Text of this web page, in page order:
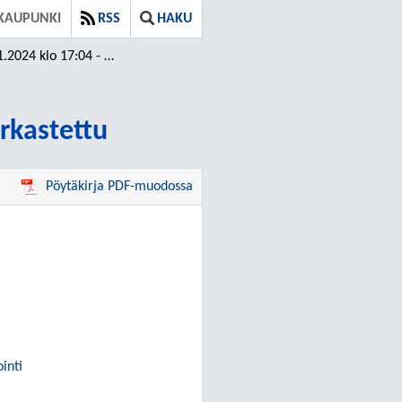
RSS HAKU
17:04 - 19:00 / Tarkastettu
Pöytäkirja PDF-muodossa